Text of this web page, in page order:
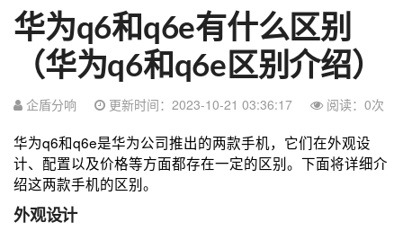
华为q6和q6e有什么区别
（华为q6和q6e区别介绍）
企盾分响 更新时间：2023-10-21 03:36:17 阅读： 0次
华为q6和q6e是华为公司推出的两款手机，它们在外观设
计、配置以及价格等方面都存在一定的区别。下面将详细介
绍这两款手机的区别。
外观设计